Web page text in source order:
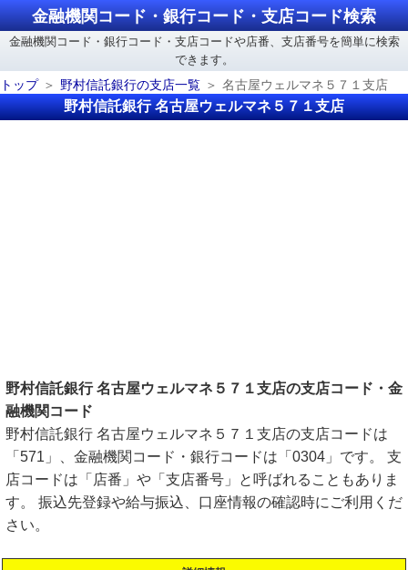
金融機関コード・銀行コード・支店コード検索
金融機関コード・銀行コード・支店コードや店番、支店番号を簡単に検索
できます。
トップ
野村信託銀行の支店一覧 名古屋ウェルマネ５７１支店
野村信託銀行 名古屋ウェルマネ５７１支店
野村信託銀行 名古屋ウェルマネ５７１支店の支店コード・金
融機関コード
野村信託銀行 名古屋ウェルマネ５７１支店の支店コードは
「571」、金融機関コード・銀行コードは「0304」です。 支
店コードは「店番」や「支店番号」と呼ばれることもありま
す。 振込先登録や給与振込、口座情報の確認時にご利用くだ
さい。